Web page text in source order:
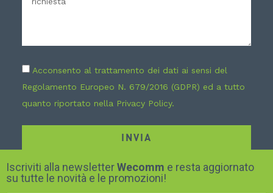
Acconsento al trattamento dei dati ai sensi del
Regolamento Europeo N. 679/2016 (GDPR) ed a tutto
quanto riportato nella Privacy Policy.
INVIA
Iscriviti alla newsletterWecomm e resta aggiornato
su tutte le novità e le promozioni!